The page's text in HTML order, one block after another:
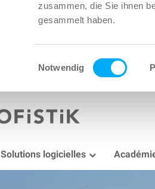
zusammen, die Sie ihnen
gesammelt haben.
Einwilligungsauswahl
Notwendig
Solutions logicielles